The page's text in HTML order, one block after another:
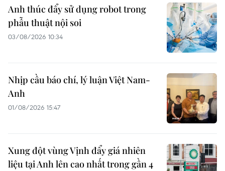
Anh thúc đẩy sử dụng robot trong
phẫu thuật nội soi
03/08/2026 10:34
Nhịp cầu báo chí, lý luận Việt Nam-
Anh
01/08/2026 15:47
Xung đột vùng Vịnh đẩy giá nhiên
liệu tại Anh lên cao nhất trong gần 4